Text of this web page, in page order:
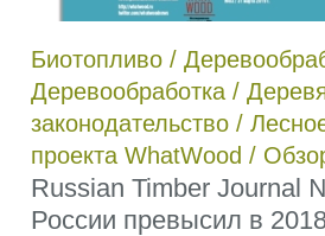
Биотопливо /
Деревообработка /
законодательство /
проекта WhatWood /
Russian Timber Journal
России превысил в